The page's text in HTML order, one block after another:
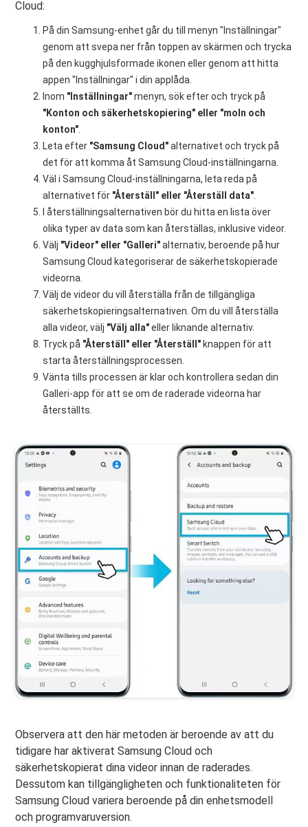
Cloud:
På din Samsung-enhet går du till menyn "Inställningar"
genom att svepa ner från toppen av skärmen och trycka
på den kugghjulsformade ikonen eller genom att hitta
appen "Inställningar" i din applåda.
Inom "Inställningar"menyn, sök efter och tryck på
"Konton och säkerhetskopiering" eller "moln och
konton"
Leta efter "Samsung Cloud"alternativet och tryck på
det för att komma åt Samsung Cloud-inställningarna.
Väl i Samsung Cloud-inställningarna, leta reda på
alternativet för "Återställ" eller "Återställ data"
I återställningsalternativen bör du hitta en lista över
olika typer av data som kan återställas, inklusive videor.
Välj "Videor" eller "Galleri"alternativ, beroende på hur
Samsung Cloud kategoriserar de säkerhetskopierade
videorna.
Välj de videor du vill återställa från de tillgängliga
säkerhetskopieringsalternativen. Om du vill återställa
alla videor, välj "Välj alla"eller liknande alternativ.
Tryck på "Återställ" eller "Återställ" knappen för att
starta återställningsprocessen.
Vänta tills processen är klar och kontrollera sedan din
Galleri-app för att se om de raderade videorna har
återställts.
Observera att den här metoden är beroende av att du
tidigare har aktiverat Samsung Cloud och
säkerhetskopierat dina videor innan de raderades.
Dessutom kan tillgängligheten och funktionaliteten för
Samsung Cloud variera beroende på din enhetsmodell
och programvaruversion.